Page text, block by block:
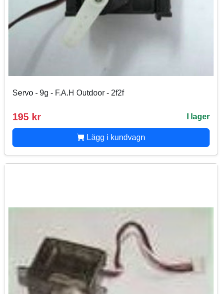
Servo - 9g - F.A.H Outdoor - 2f2f
195 kr I lager
Lägg i kundvagn